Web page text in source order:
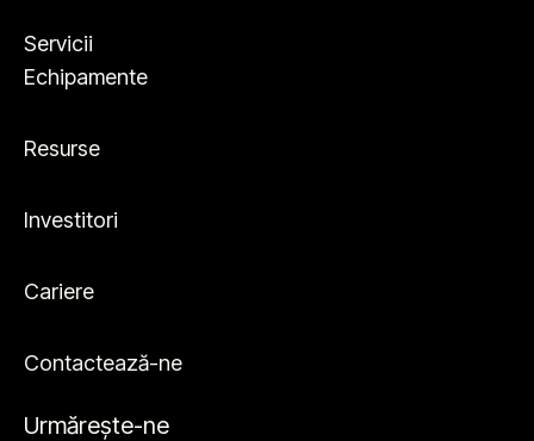
Servicii
Echipamente
Resurse
Investitori
Cariere
Contactează-ne
Urmărește-ne